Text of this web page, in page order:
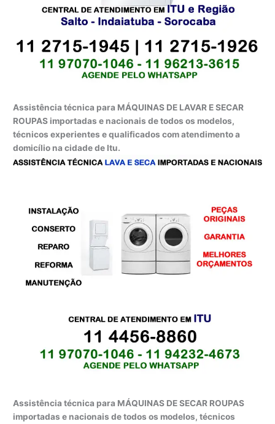
Assistência técnica para MÁQUINAS DE LAVAR E SECAR
ROUPAS importadas e nacionais de todos os modelos,
técnicos experientes e qualificados com atendimento a
domicílio na cidade de Itu.
Assistência técnica para MÁQUINAS DE SECAR ROUPAS
importadas e nacionais de todos os modelos, técnicos